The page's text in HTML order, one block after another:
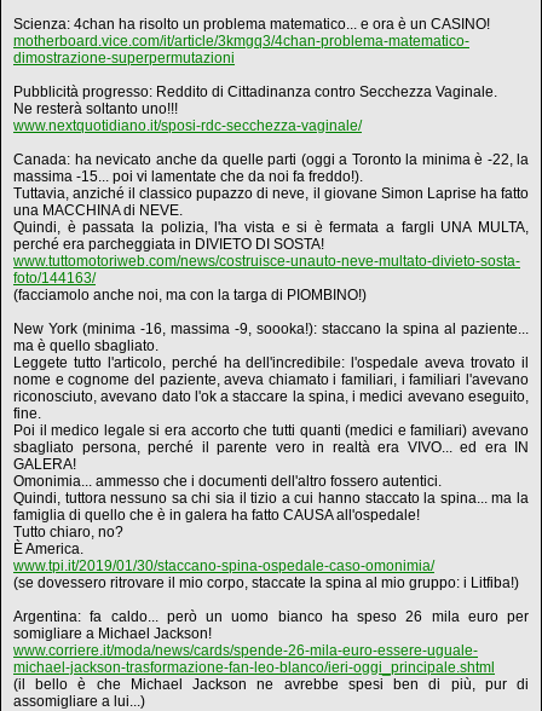
Scienza: 4chan ha risolto un problema matematico... e ora è un CASINO!
motherboard.vice.com/it/article/3kmgq3/4chan-problema-matematico-
dimostrazione-superpermutazioni
Pubblicità progresso: Reddito di Cittadinanza contro Secchezza Vaginale.
Ne resterà soltanto uno!!!
www.nextquotidiano.it/sposi-rdc-secchezza-vaginale/
Canada: ha nevicato anche da quelle parti (oggi a Toronto la minima è -22, la
massima -15... poi vi lamentate che da noi fa freddo!).
Tuttavia, anziché il classico pupazzo di neve, il giovane Simon Laprise ha fatto
una MACCHINA di NEVE.
Quindi, è passata la polizia, l'ha vista e si è fermata a fargli UNA MULTA,
perché era parcheggiata in DIVIETO DI SOSTA!
www.tuttomotoriweb.com/news/costruisce-unauto-neve-multato-divieto-sosta-
foto/144163/
(facciamolo anche noi, ma con la targa di PIOMBINO!)
New York (minima -16, massima -9, soooka!): staccano la spina al paziente...
ma è quello sbagliato.
Leggete tutto l'articolo, perché ha dell'incredibile: l'ospedale aveva trovato il
nome e cognome del paziente, aveva chiamato i familiari, i familiari l'avevano
riconosciuto, avevano dato l'ok a staccare la spina, i medici avevano eseguito,
fine.
Poi il medico legale si era accorto che tutti quanti (medici e familiari) avevano
sbagliato persona, perché il parente vero in realtà era VIVO... ed era IN
GALERA!
Omonimia... ammesso che i documenti dell'altro fossero autentici.
Quindi, tuttora nessuno sa chi sia il tizio a cui hanno staccato la spina... ma la
famiglia di quello che è in galera ha fatto CAUSA all'ospedale!
Tutto chiaro, no?
È America.
www.tpi.it/2019/01/30/staccano-spina-ospedale-caso-omonimia/
(se dovessero ritrovare il mio corpo, staccate la spina al mio gruppo: i Litfiba!)
Argentina: fa caldo... però un uomo bianco ha speso 26 mila euro per
somigliare a Michael Jackson!
www.corriere.it/moda/news/cards/spende-26-mila-euro-essere-uguale-
michael-jackson-trasformazione-fan-leo-blanco/ieri-oggi_principale.shtml
(il bello è che Michael Jackson ne avrebbe spesi ben di più, pur di
assomigliare a lui...)